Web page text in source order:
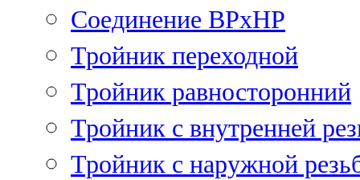
Соединение ВРхНР
Тройник переходной
Тройник равносторонний
Тройник с внутренней
Тройник с наружной